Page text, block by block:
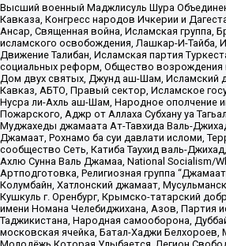
Высший военный Маджлисуль Шура
Кавказа, Конгресс народов Ичкерии и
Ансар, Священная война, Исламская группа,
исламского освобождения, Лашкар-И-Тайба,
Движение Талибан, Исламская партия
социальных реформ, Общество возрождения
Дом двух святых, Джунд аш-Шам, Исламский
Кавказ, АБТО, Правый сектор, Исламское
Нусра ли-Ахль аш-Шам, Народное ополчение
Пожарского, Аджр от Аллаха Субхану уа
Муджахеды джамаата Ат-Тавхида Валь-
Джамаат, Рохнамо ба суи давлати исломи,
сообщество Сеть, Катиба Таухид валь-
Ахлю Сунна Валь Джамаа, National Socialism/
Артподготовка, Религиозная группа
Колумбайн, Хатлонский джамаат,
Кушкуль г. Оренбург, Крымско-татарский
имени Номана Челебиджихана, Азов, Партия
Таджикистана, Народная самооборона,
московская ячейка, Батал-Хаджи Белхороев,